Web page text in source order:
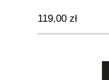
119,00 zł